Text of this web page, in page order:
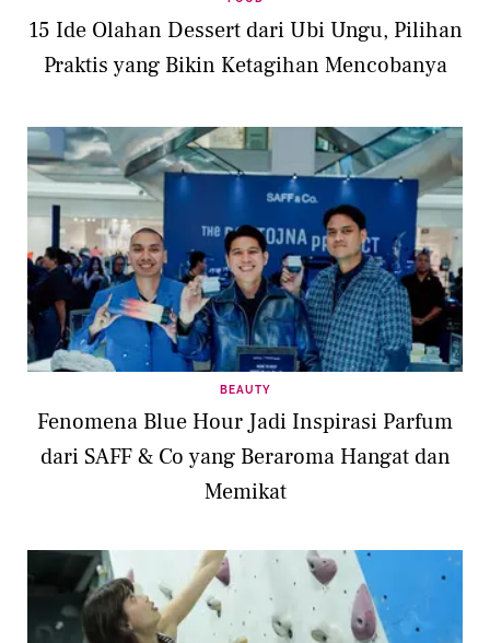
15 Ide Olahan Dessert dari Ubi Ungu, Pilihan
Praktis yang Bikin Ketagihan Mencobanya
BEAUTY
Fenomena Blue Hour Jadi Inspirasi Parfum
dari SAFF & Co yang Beraroma Hangat dan
Memikat